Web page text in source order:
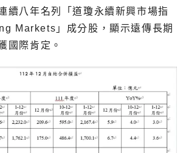
續八年名列「道瓊永續新興市場指
Markets」成分股，顯示遠傳長期
國際肯定。